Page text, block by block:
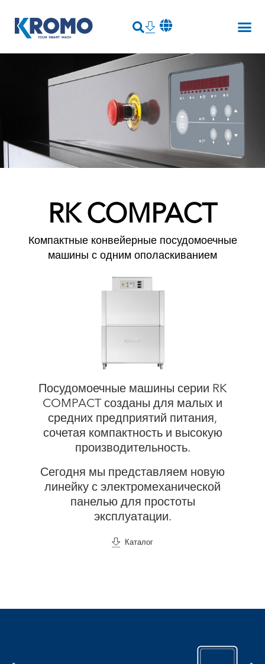
RK COMPACT
Компактные конвейерные посудомоечные
машины с одним ополаскиванием
Посудомоечные машины серии RK
COMPACT созданы для малых и
средних предприятий питания,
сочетая компактность и высокую
производительность.
Сегодня мы представляем новую
линейку с электромеханической
панелью для простоты
эксплуатации.
Каталог